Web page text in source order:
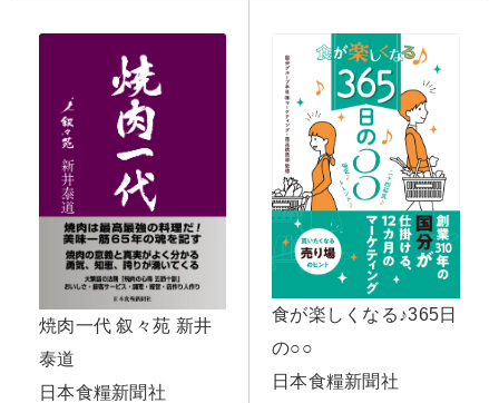
焼肉一代 叙々苑 新井
泰道
日本食糧新聞社
食が楽しくなる♪365日
の○○
日本食糧新聞社